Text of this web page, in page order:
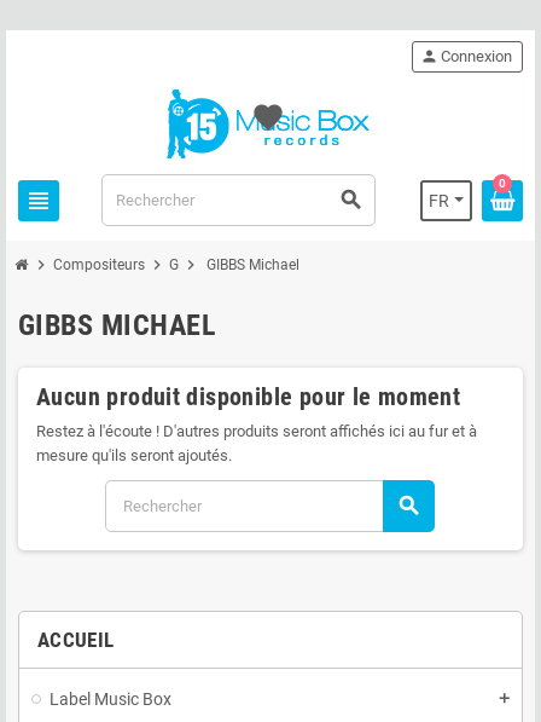
view_headline search FR
person Connexion
0
favorite
chevron_right Compositeurs chevron_right G chevron_right GIBBS Michael
ACCUEIL
Label Music Box add
GIBBS MICHAEL
Aucun produit disponible pour le moment
Restez à l'écoute ! D'autres produits seront affichés ici au fur et à
mesure qu'ils seront ajoutés.
search